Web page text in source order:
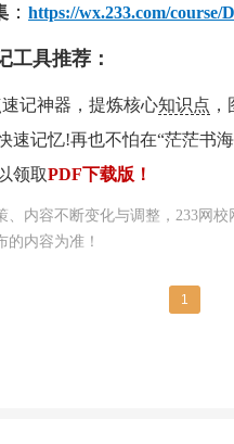
： https://wx.233.com/course/
工具推荐：
记神器，提炼核心知识点
速记忆!再也不怕在“茫茫书
领取PDF下载版 ！
、内容不断变化与调整，233网
的内容为准！
1